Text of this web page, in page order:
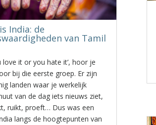
India: de
van Tamil
love it or you hate it’, hoor je
bij die eerste groep. Er zijn
landen waar je werkelijk
van de dag iets nieuws ziet,
ruikt, proeft… Dus was een
langs de hoogtepunten van